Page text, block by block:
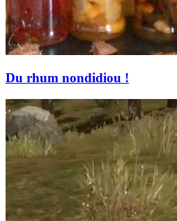
Du rhum nondidiou !